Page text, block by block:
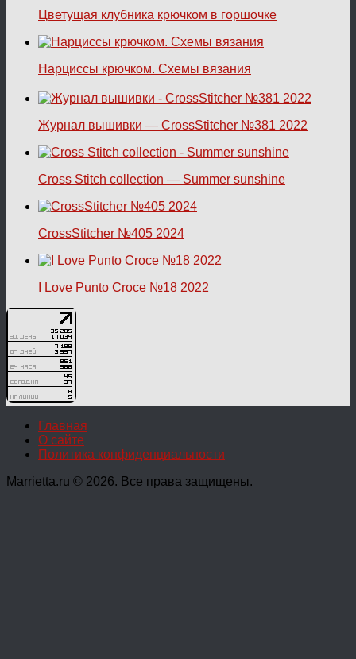
Цветущая клубника крючком в горшочке
Нарциссы крючком. Схемы вязания
Журнал вышивки — CrossStitcher №381 2022
Cross Stitch collection — Summer sunshine
CrossStitcher №405 2024
I Love Punto Croce №18 2022
Главная
О сайте
Политика конфиденциальности
Marrietta.ru © 2026. Все права защищены.